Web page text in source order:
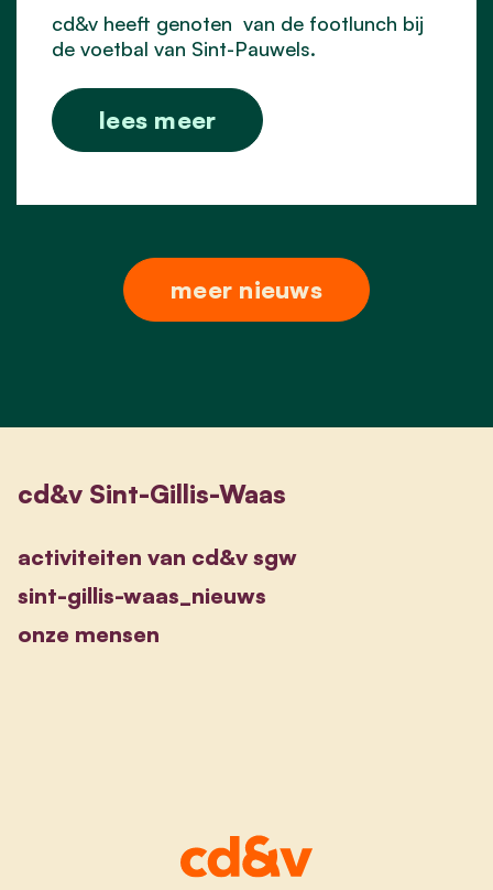
cd&v heeft genoten van de footlunch bij
de voetbal van Sint-Pauwels.
lees meer
meer nieuws
cd&v Sint-Gillis-Waas
activiteiten van cd&v sgw
sint-gillis-waas_nieuws
onze mensen